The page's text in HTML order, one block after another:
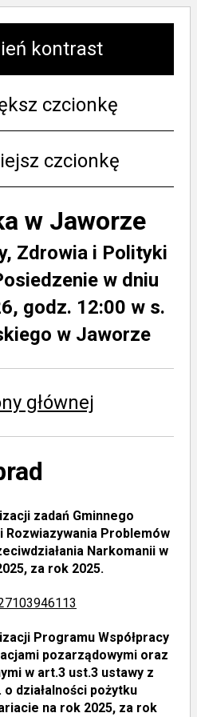
kontrast
czcionkę
czcionkę
w Jaworze
Zdrowia i Polityki
w dniu
godz. 12:00 w s.
w Jaworze
głównej
zadań Gminnego
Problemów
Narkomanii w
za rok 2025.
Programu Współpracy
pozarządowymi oraz
w art.3 ust.3 ustawy z
działalności pożytku
na rok 2025, za rok